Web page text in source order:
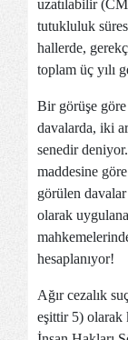
uzatılabilir
tutukluluk
hallerde,
toplam üç yılı
Bir görüşe
davalarda, iki
senedir
maddesine
görülen
olarak
hesaplanıyor!
Ağır cezalık
eşittir 5) olarak